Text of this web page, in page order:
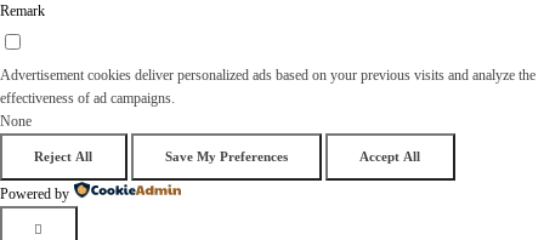
Remark
Advertisement cookies deliver personalized ads based on your previous visits and analyze the
effectiveness of ad campaigns.
None
Reject All Save My Preferences Accept All
Powered by